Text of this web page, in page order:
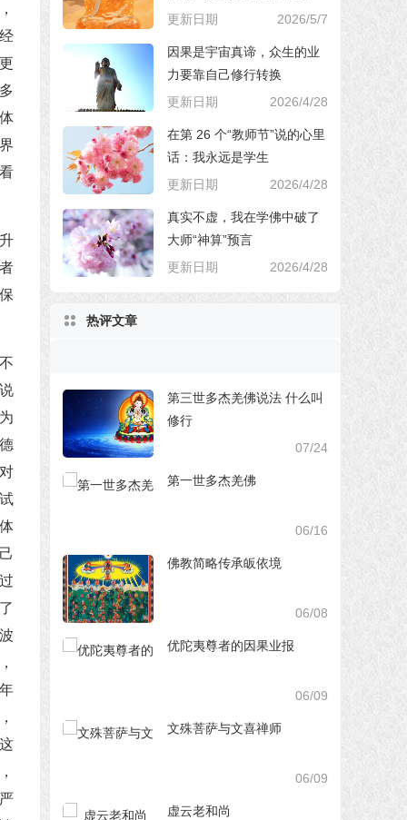
界，对吗？
更新日期 2026/5/7
因果是宇宙真谛，众生的业
力要靠自己修行转换
更新日期
2026/4/28
在第 26 个“教师节”说的心里
话：我永远是学生
更新日期
2026/4/28
真实不虚，我在学佛中破了
大师“神算”预言
更新日期
2026/4/28
热评文章
第三世多杰羌佛说法 什么叫
修行
07/24
第一世多杰羌佛
06/16
佛教简略传承皈依境
06/08
优陀夷尊者的因果业报
06/09
文殊菩萨与文喜禅师
06/09
虚云老和尚